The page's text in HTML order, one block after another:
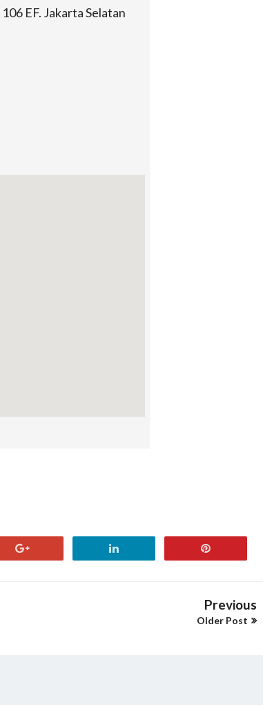
EF. Jakarta Selatan
Previous
Older Post